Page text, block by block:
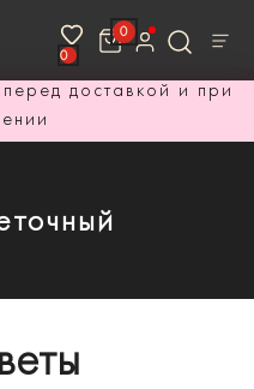
доставкой и при
0
0